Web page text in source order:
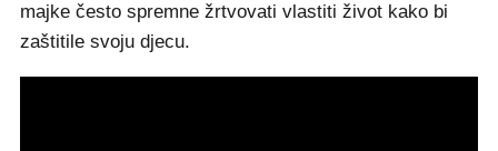
majke često spremne žrtvovati vlastiti život kako bi
zaštitile svoju djecu.